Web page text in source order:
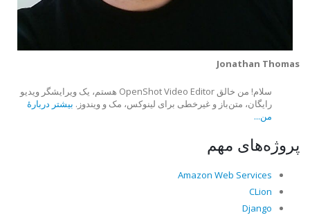
Jonathan Thomas
سلام! من خالق OpenShot Video Editor هستم، یک ویرایشگر ویدیو
رایگان، متن‌باز و غیرخطی برای لینوکس، مک و ویندوز. بیشتر دربارهٔ
من...
پروژه‌های مهم
Amazon Web Services
CLion
Django